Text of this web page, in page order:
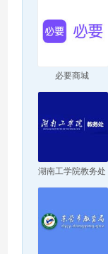
必要商城
湖南工学院教务处